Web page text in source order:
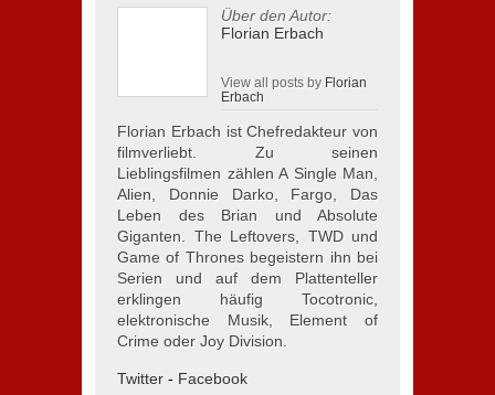
Über den Autor:
Florian Erbach
View all posts by Florian
Erbach
Florian Erbach ist Chefredakteur von
filmverliebt. Zu seinen
Lieblingsfilmen zählen A Single Man,
Alien, Donnie Darko, Fargo, Das
Leben des Brian und Absolute
Giganten. The Leftovers, TWD und
Game of Thrones begeistern ihn bei
Serien und auf dem Plattenteller
erklingen häufig Tocotronic,
elektronische Musik, Element of
Crime oder Joy Division.
Twitter - Facebook